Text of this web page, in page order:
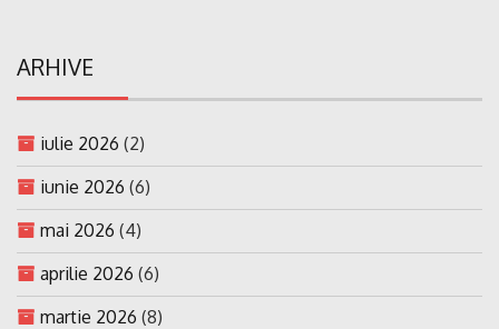
ARHIVE
iulie 2026 (2)
iunie 2026 (6)
mai 2026 (4)
aprilie 2026 (6)
martie 2026 (8)